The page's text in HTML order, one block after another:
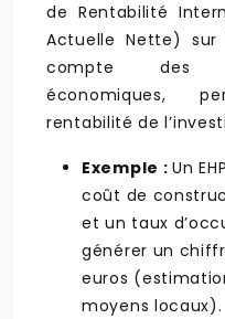
de Rentabilité
Actuelle Nette)
compte des
économiques,
rentabilité de
Exemple : Un
coût de
et un taux
générer un
euros
moyens locaux).